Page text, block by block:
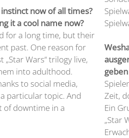
now of all times?
it a cool name now?
for a long time, but their
past. One reason for
Wars“ trilogy live,
into adulthood.
to social media,
particular topic. And
of downtime in a
Zeit,
Ein
„Star